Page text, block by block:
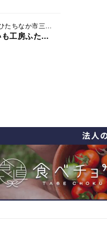
茨城県ひたちなか市三反田
ほしいも工房ふたかわ